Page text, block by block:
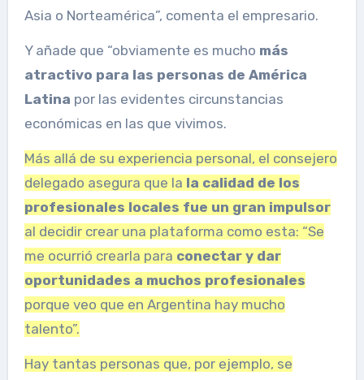
Asia o Norteamérica”, comenta el empresario.
Y añade que “obviamente es mucho más
atractivo para las personas de América
Latina por las evidentes circunstancias
económicas en las que vivimos.
Más allá de su experiencia personal, el consejero
delegado asegura que la la calidad de los
profesionales locales fue un gran impulsor
al decidir crear una plataforma como esta: “Se
me ocurrió crearla para conectar y dar
oportunidades a muchos profesionales
porque veo que en Argentina hay mucho
talento”.
Hay tantas personas que, por ejemplo, se